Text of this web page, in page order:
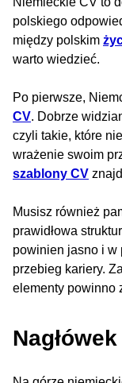
polskiego
między polskim
warto wiedzieć.
Po pierwsze,
CV. Dobrze
czyli takie, które
wrażenie swoim
szablony CV
Musisz również
prawidłowa
powinien jasno i w
przebieg kariery.
elementy powinno